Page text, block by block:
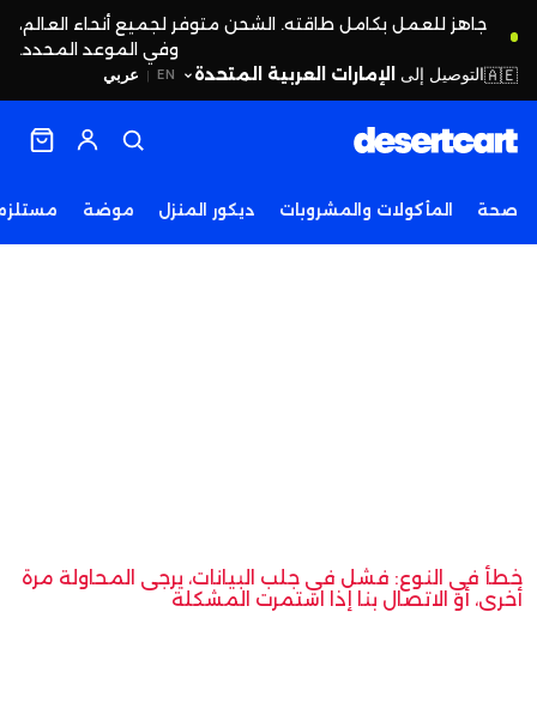
جاهز للعمل بكامل طاقته. الشحن متوفر لجميع أنحاء العالم،
وفي الموعد المحدد.
EN
| عربي 🇦🇪التوصيل إلى الإمارات العربية المتحدة
صحة المأكولات والمشروبات ديكور المنزل موضة
خطأ في النوع: فشل في جلب البيانات، يرجى المحاولة مرة
أخرى، أو الاتصال بنا إذا استمرت المشكلة